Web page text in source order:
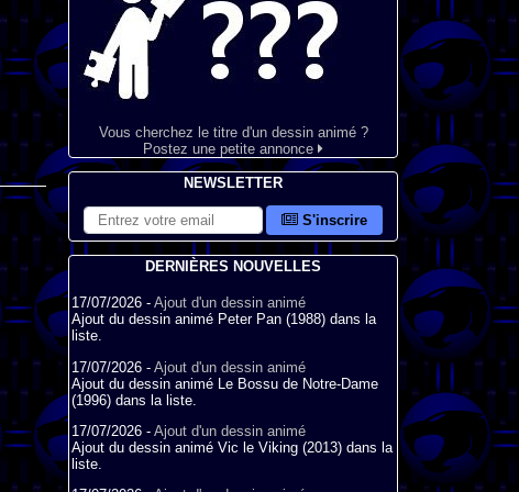
Vous cherchez le titre d'un dessin animé ?
Postez une petite annonce
NEWSLETTER
S'inscrire
DERNIÈRES NOUVELLES
17/07/2026 - Ajout d'un dessin animé
Ajout du dessin animé Peter Pan (1988) dans la
liste.
17/07/2026 - Ajout d'un dessin animé
Ajout du dessin animé Le Bossu de Notre-Dame
(1996) dans la liste.
17/07/2026 - Ajout d'un dessin animé
Ajout du dessin animé Vic le Viking (2013) dans la
liste.